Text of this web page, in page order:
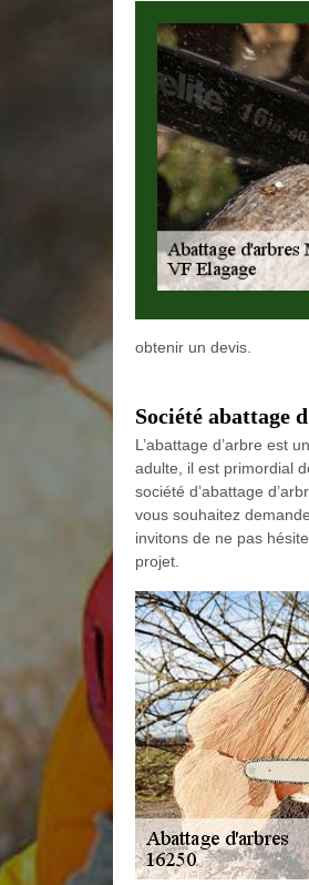
obtenir un devis.
Société abattage
L’abattage d’arbre est
adulte, il est primordial
société d’abattage
vous souhaitez
invitons de ne pas
projet.